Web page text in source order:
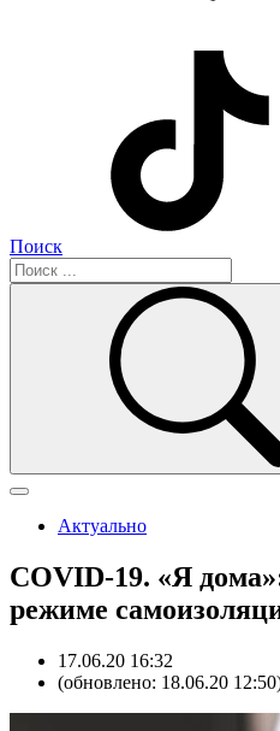
Поиск
Актуально
COVID-19. «Я
режиме
17.06.20 16:32
(обновлено: 18.06.20